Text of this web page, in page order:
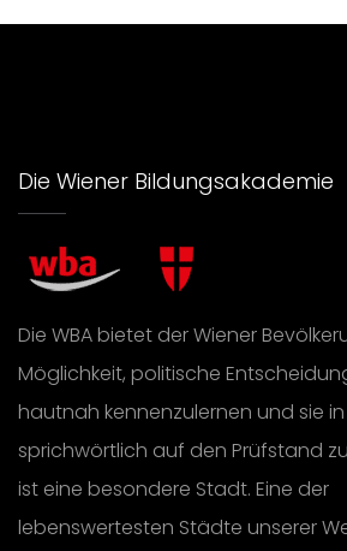
Die Wiener Bildungsakademie
Die WBA bietet der Wiener
Möglichkeit, politische
hautnah kennenzulernen und sie in
sprichwörtlich auf den Prüfstand
ist eine besondere Stadt. Eine der
lebenswertesten Städte unserer